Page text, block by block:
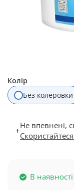
Колір
Без колеровки
+Не впевнені,
В наявності